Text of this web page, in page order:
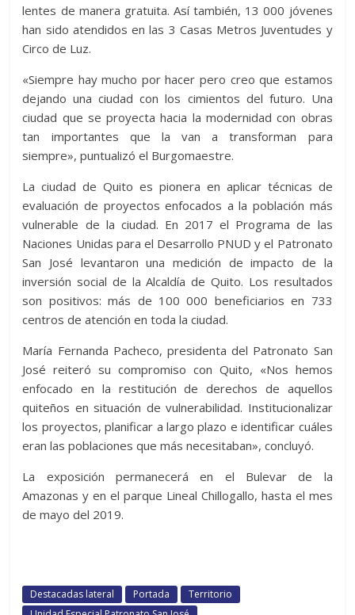
lentes de manera gratuita. Así también, 13 000 jóvenes
han sido atendidos en las 3 Casas Metros Juventudes y
Circo de Luz.
«Siempre hay mucho por hacer pero creo que estamos
dejando una ciudad con los cimientos del futuro. Una
ciudad que se proyecta hacia la modernidad con obras
tan importantes que la van a transforman para
siempre», puntualizó el Burgomaestre.
La ciudad de Quito es pionera en aplicar técnicas de
evaluación de proyectos enfocados a la población más
vulnerable de la ciudad. En 2017 el Programa de las
Naciones Unidas para el Desarrollo PNUD y el Patronato
San José levantaron una medición de impacto de la
inversión social de la Alcaldía de Quito. Los resultados
son positivos: más de 100 000 beneficiarios en 733
centros de atención en toda la ciudad.
María Fernanda Pacheco, presidenta del Patronato San
José reiteró su compromiso con Quito, «Nos hemos
enfocado en la restitución de derechos de aquellos
quiteños en situación de vulnerabilidad. Institucionalizar
los proyectos, planificar a largo plazo e identificar cuáles
eran las poblaciones que más necesitaban», concluyó.
La exposición permanecerá en el Bulevar de la
Amazonas y en el parque Lineal Chillogallo, hasta el mes
de mayo del 2019.
Destacadas lateral Portada
Territorio